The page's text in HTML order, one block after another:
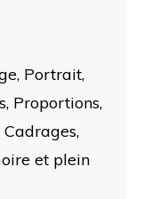
Portrait,
Proportions,
et plein